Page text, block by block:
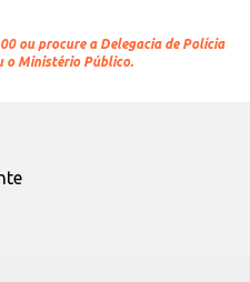
ou procure a Delegacia de Polícia
o Ministério Público.